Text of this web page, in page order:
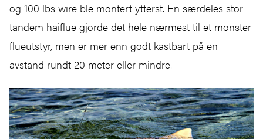
og 100 lbs wire ble montert ytterst. En særdeles stor
tandem haiflue gjorde det hele nærmest til et monster
flueutstyr, men er mer enn godt kastbart på en
avstand rundt 20 meter eller mindre.